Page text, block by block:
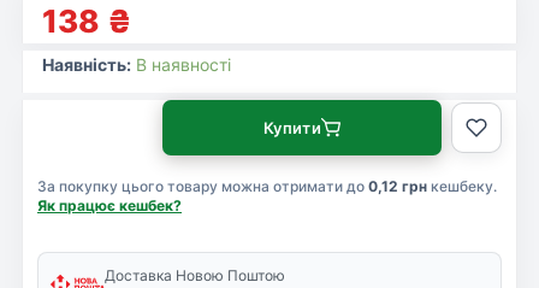
138 ₴
Наявність: В наявності
За покупку цього товару можна отримати до 0,12 грн кешбеку.
Як працює кешбек?
Купити
Доставка Новою Поштою